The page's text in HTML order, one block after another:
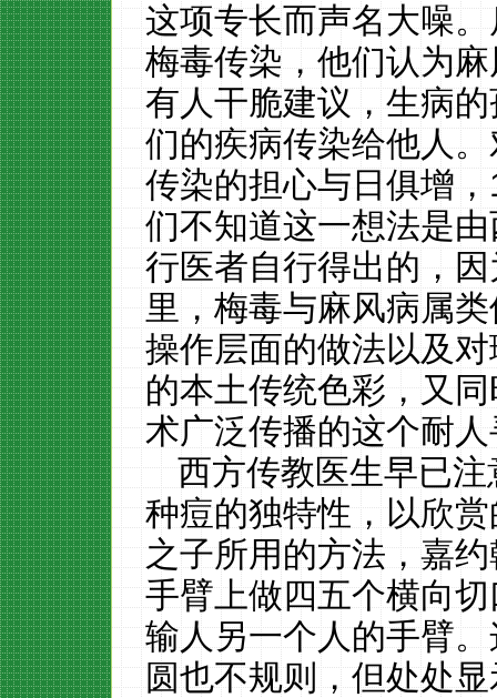
这项专长而声名大噪
梅毒传染，他们认为
有人干脆建议，生病
们的疾病传染给他人
传染的担心与日俱增
们不知道这一想法是
行医者自行得出的，
里，梅毒与麻风病属
操作层面的做法以及
的本土传统色彩，又
术广泛传播的这个耐
西方传教医生早已
种痘的独特性，以欣
之子所用的方法，嘉
手臂上做四五个横向
输人另一个人的手臂
圆也不规则，但处处